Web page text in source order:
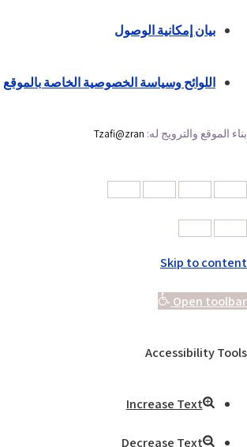
بيان إمكانية الوصول
اللوائح وسياسة الخصوصية الخاصة بالموقع
بناء الموقع والترويج له: Tzafi@zran
Skip to content
Open toolbar
Accessibility Tools
Increase Text
Decrease Text